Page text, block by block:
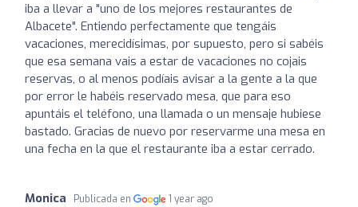
iba a llevar a "uno de los mejores restaurantes de
Albacete". Entiendo perfectamente que tengáis
vacaciones, merecidísimas, por supuesto, pero si sabéis
que esa semana vais a estar de vacaciones no cojais
reservas, o al menos podíais avisar a la gente a la que
por error le habéis reservado mesa, que para eso
apuntáis el teléfono, una llamada o un mensaje hubiese
bastado. Gracias de nuevo por reservarme una mesa en
una fecha en la que el restaurante iba a estar cerrado.
Monica Publicada en 1 year ago